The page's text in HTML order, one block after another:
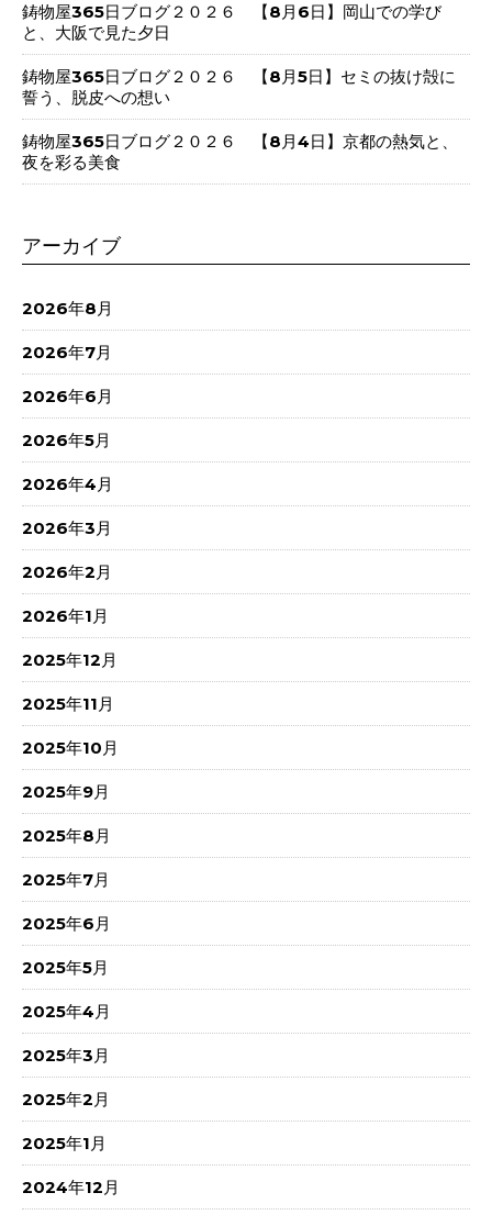
鋳物屋365日ブログ２０２６ 【8月6日】岡山での学び
と、大阪で見た夕日
鋳物屋365日ブログ２０２６ 【8月5日】セミの抜け殻に
誓う、脱皮への想い
鋳物屋365日ブログ２０２６ 【8月4日】京都の熱気と、
夜を彩る美食
アーカイブ
2026年8月
2026年7月
2026年6月
2026年5月
2026年4月
2026年3月
2026年2月
2026年1月
2025年12月
2025年11月
2025年10月
2025年9月
2025年8月
2025年7月
2025年6月
2025年5月
2025年4月
2025年3月
2025年2月
2025年1月
2024年12月